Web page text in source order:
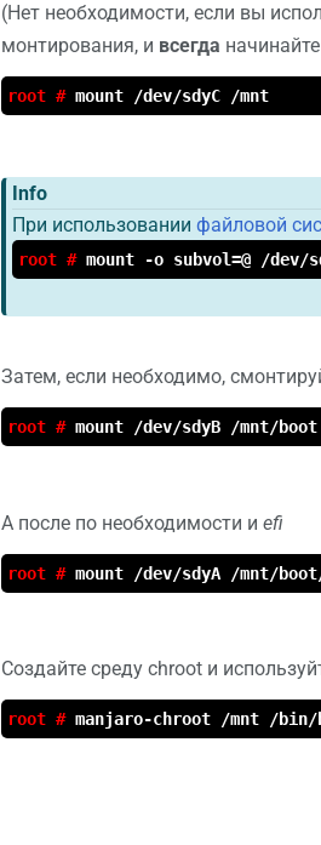
(Нет необходимости, если вы
монтирования, и всегда
root # mount /dev/sdyC /mnt
Info
При использовании файловой
root # mount -o subvol=@ /dev/
Затем, если необходимо,
root # mount /dev/sdyB /mnt/boot
А после по необходимости и efi
root # mount /dev/sdyA /mnt/
Создайте среду chroot и
root # manjaro-chroot /mnt /bin/